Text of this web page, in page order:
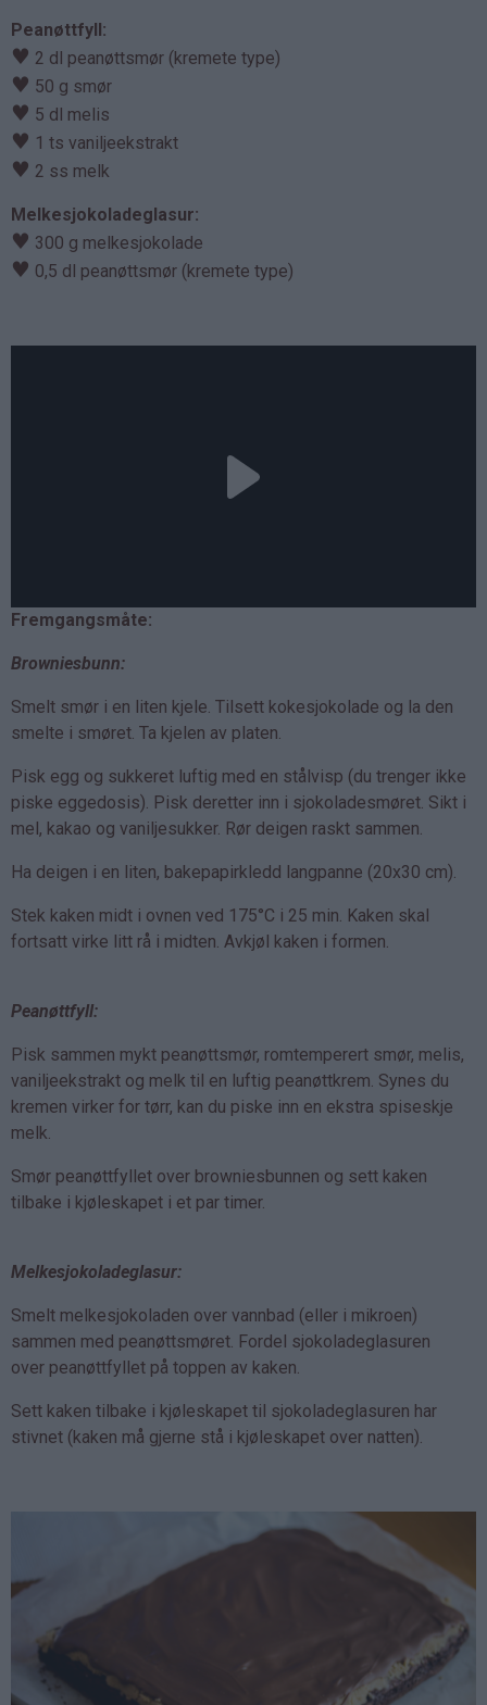
Peanøttfyll:
♥ 2 dl peanøttsmør (kremete type)
♥ 50 g smør
♥ 5 dl melis
♥ 1 ts vaniljeekstrakt
♥ 2 ss melk
Melkesjokoladeglasur:
♥ 300 g melkesjokolade
♥ 0,5 dl peanøttsmør (kremete type)
Fremgangsmåte:
Browniesbunn:
Smelt smør i en liten kjele. Tilsett kokesjokolade og la den
smelte i smøret. Ta kjelen av platen.
Pisk egg og sukkeret luftig med en stålvisp (du trenger ikke
piske eggedosis). Pisk deretter inn i sjokoladesmøret. Sikt i
mel, kakao og vaniljesukker. Rør deigen raskt sammen.
Ha deigen i en liten, bakepapirkledd langpanne (20x30 cm).
Stek kaken midt i ovnen ved 175°C i 25 min. Kaken skal
fortsatt virke litt rå i midten. Avkjøl kaken i formen.
Peanøttfyll:
Pisk sammen mykt peanøttsmør, romtemperert smør, melis,
vaniljeekstrakt og melk til en luftig peanøttkrem. Synes du
kremen virker for tørr, kan du piske inn en ekstra spiseskje
melk.
Smør peanøttfyllet over browniesbunnen og sett kaken
tilbake i kjøleskapet i et par timer.
Melkesjokoladeglasur:
Smelt melkesjokoladen over vannbad (eller i mikroen)
sammen med peanøttsmøret. Fordel sjokoladeglasuren
over peanøttfyllet på toppen av kaken.
Sett kaken tilbake i kjøleskapet til sjokoladeglasuren har
stivnet (kaken må gjerne stå i kjøleskapet over natten).